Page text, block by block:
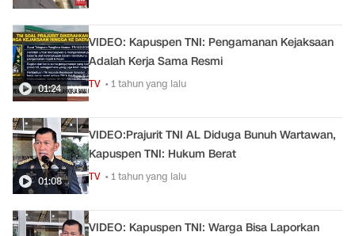
01:24
VIDEO: Kapuspen TNI: Pengamanan Kejaksaan
Adalah Kerja Sama Resmi
TV • 1 tahun yang lalu
01:08
VIDEO:Prajurit TNI AL Diduga Bunuh Wartawan,
Kapuspen TNI: Hukum Berat
TV • 1 tahun yang lalu
VIDEO: Kapuspen TNI: Warga Bisa Laporkan